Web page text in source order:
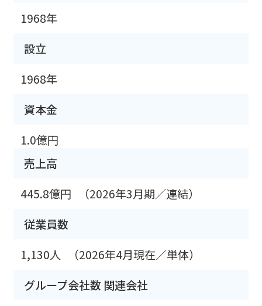
1968年
設立
1968年
資本金
1.0億円
売上高
445.8億円
（2026年3月期／連結）
従業員数
1,130人
（2026年4月現在／単体）
グループ会社数 関連会社